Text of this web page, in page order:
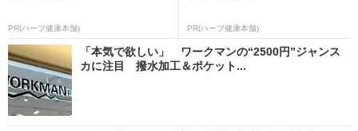
PR(ハーブ健康本舗) PR(ハーブ健康本舗)
「本気で欲しい」 ワークマンの“2500円”ジャンス
カに注目 撥水加工＆ポケット...